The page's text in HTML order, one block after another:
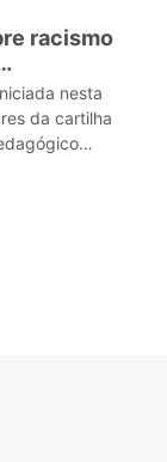
racismo
nesta
da cartilha